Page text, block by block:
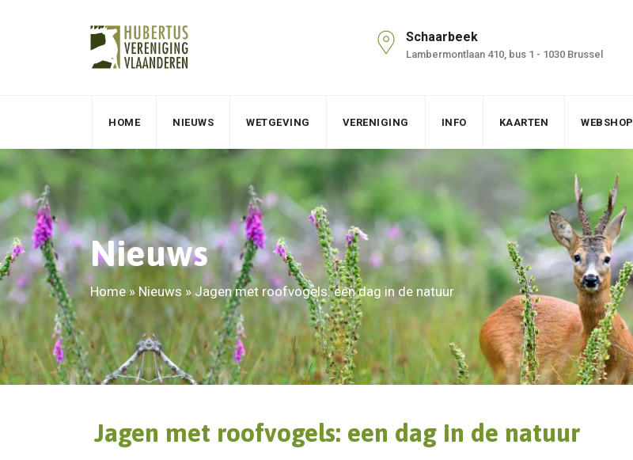
Schaarbeek
Lambermontlaan 410, bus 1 - 1030 Brussel
HOME NIEUWS WETGEVING VERENIGING INFO KAARTEN WEBSHOP
Nieuws
Home» Nieuws » Jagen met roofvogels: een dag in de natuur
Jagen met roofvogels: een dag in de natuur